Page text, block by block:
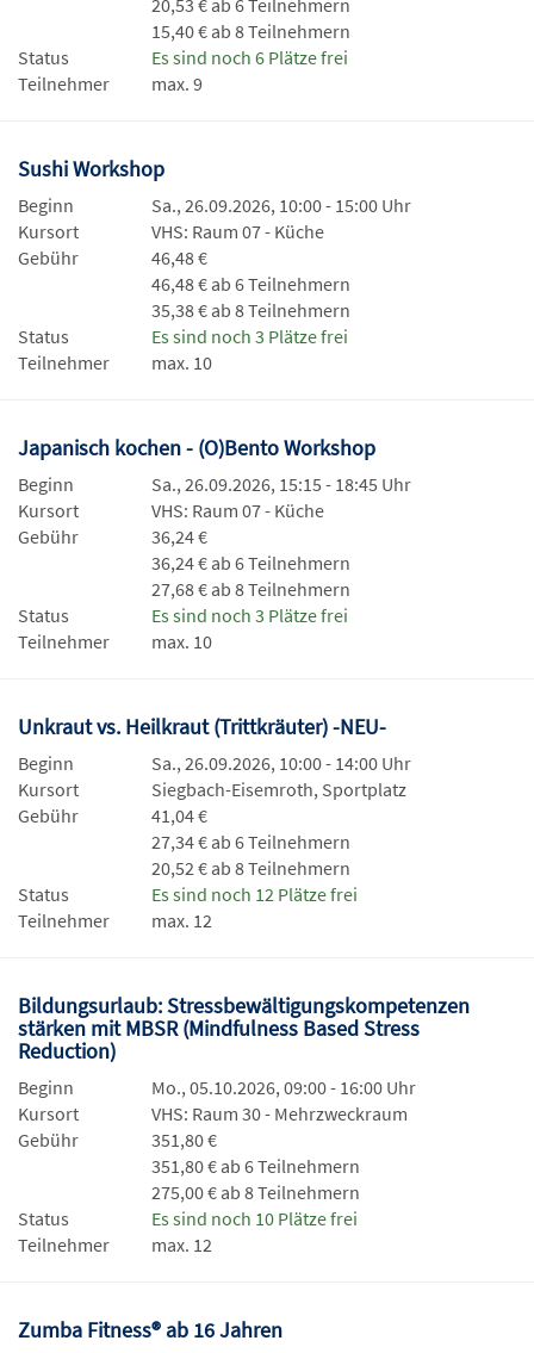
20,53 € ab 6 Teilnehmern
15,40 € ab 8 Teilnehmern
Status
Es sind noch 6 Plätze frei
Teilnehmer
max. 9
Sushi Workshop
Beginn
Sa., 26.09.2026, 10:00 - 15:00 Uhr
Kursort
VHS: Raum 07 - Küche
Gebühr
46,48 €
46,48 € ab 6 Teilnehmern
35,38 € ab 8 Teilnehmern
Status
Es sind noch 3 Plätze frei
Teilnehmer
max. 10
Japanisch kochen - (O)Bento Workshop
Beginn
Sa., 26.09.2026, 15:15 - 18:45 Uhr
Kursort
VHS: Raum 07 - Küche
Gebühr
36,24 €
36,24 € ab 6 Teilnehmern
27,68 € ab 8 Teilnehmern
Status
Es sind noch 3 Plätze frei
Teilnehmer
max. 10
Unkraut vs. Heilkraut (Trittkräuter) -NEU-
Beginn
Sa., 26.09.2026, 10:00 - 14:00 Uhr
Kursort
Siegbach-Eisemroth, Sportplatz
Gebühr
41,04 €
27,34 € ab 6 Teilnehmern
20,52 € ab 8 Teilnehmern
Status
Es sind noch 12 Plätze frei
Teilnehmer
max. 12
Bildungsurlaub: Stressbewältigungskompetenzen
stärken mit MBSR (Mindfulness Based Stress
Reduction)
Beginn
Mo., 05.10.2026, 09:00 - 16:00 Uhr
Kursort
VHS: Raum 30 - Mehrzweckraum
Gebühr
351,80 €
351,80 € ab 6 Teilnehmern
275,00 € ab 8 Teilnehmern
Status
Es sind noch 10 Plätze frei
Teilnehmer
max. 12
Zumba Fitness® ab 16 Jahren